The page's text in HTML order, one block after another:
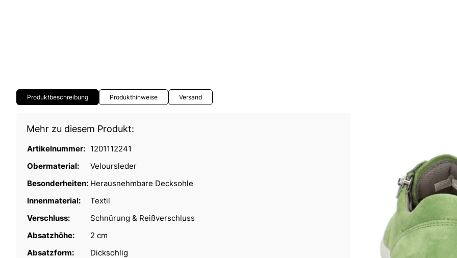
Produktbeschreibung Produkthinweise Versand
Mehr zu diesem Produkt:
Artikelnummer: 1201112241
Obermaterial:
Veloursleder
Besonderheiten: Herausnehmbare Decksohle
Innenmaterial:
Textil
Verschluss:
Schnürung & Reißverschluss
Absatzhöhe:
2 cm
Absatzform:
Dicksohlig